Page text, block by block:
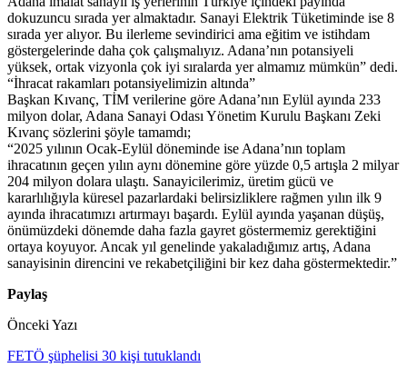
dokuzuncu sırada yer almaktadır. Sanayi Elektrik Tüketiminde ise 8
sırada yer alıyor. Bu ilerleme sevindirici ama eğitim ve istihdam
göstergelerinde daha çok çalışmalıyız. Adana’nın potansiyeli
yüksek, ortak vizyonla çok iyi sıralarda yer almamız mümkün” dedi.
“İhracat rakamları potansiyelimizin altında”
Başkan Kıvanç, TİM verilerine göre Adana’nın Eylül ayında 233
milyon dolar, Adana Sanayi Odası Yönetim Kurulu Başkanı Zeki
Kıvanç sözlerini şöyle tamamdı;
“2025 yılının Ocak-Eylül döneminde ise Adana’nın toplam
ihracatının geçen yılın aynı dönemine göre yüzde 0,5 artışla 2 milyar
204 milyon dolara ulaştı. Sanayicilerimiz, üretim gücü ve
kararlılığıyla küresel pazarlardaki belirsizliklere rağmen yılın ilk 9
ayında ihracatımızı artırmayı başardı. Eylül ayında yaşanan düşüş,
önümüzdeki dönemde daha fazla gayret göstermemiz gerektiğini
ortaya koyuyor. Ancak yıl genelinde yakaladığımız artış, Adana
sanayisinin direncini ve rekabetçiliğini bir kez daha göstermektedir.”
Paylaş
Önceki Yazı
FETÖ şüphelisi 30 kişi tutuklandı